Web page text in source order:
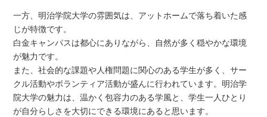
一方、明治学院大学の雰囲気は、アットホームで落ち着いた感
じが特徴です。
白金キャンパスは都心にありながら、自然が多く穏やかな環境
が魅力です。
また、社会的な課題や人権問題に関心のある学生が多く、サー
クル活動やボランティア活動が盛んに行われています。明治学
院大学の魅力は、温かく包容力のある学風と、学生一人ひとり
が自分らしさを大切にできる環境にあると思います。